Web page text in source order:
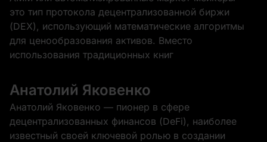
это тип протокола децентрализованной биржи
(DEX), использующий математические алгоритмы
для ценообразования активов. Вместо
использования традиционных книг
Анатолий Яковенко
Анатолий Яковенко — пионер в сфере
децентрализованных финансов (DeFi), наиболее
известный своей ключевой ролью в создании